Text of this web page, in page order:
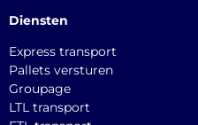
Diensten
Express transport
Pallets versturen
Groupage
LTL transport